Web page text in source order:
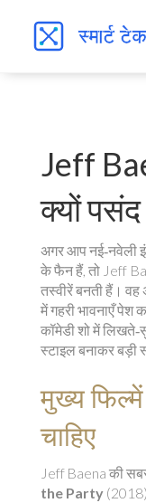
Jeff
क्यों
अगर आप नई‑नवेली
के फैन हैं, तो Jeff
तस्वीरें बनती हैं।
में गहरी भावनाएँ
कॉमेडी शो में
स्टाइल बनाकर बड़ी
मुख्य
चाहिए
Jeff Baena की
the Party